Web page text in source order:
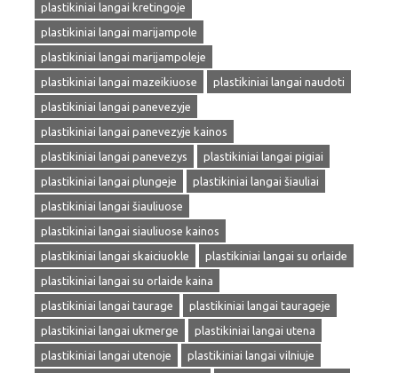
plastikiniai langai kretingoje
plastikiniai langai marijampole
plastikiniai langai marijampoleje
plastikiniai langai mazeikiuose
plastikiniai langai naudoti
plastikiniai langai panevezyje
plastikiniai langai panevezyje kainos
plastikiniai langai panevezys
plastikiniai langai pigiai
plastikiniai langai plungeje
plastikiniai langai šiauliai
plastikiniai langai šiauliuose
plastikiniai langai siauliuose kainos
plastikiniai langai skaiciuokle
plastikiniai langai su orlaide
plastikiniai langai su orlaide kaina
plastikiniai langai taurage
plastikiniai langai taurageje
plastikiniai langai ukmerge
plastikiniai langai utena
plastikiniai langai utenoje
plastikiniai langai vilniuje